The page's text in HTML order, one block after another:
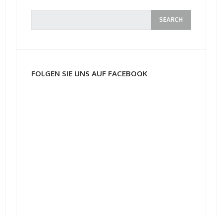
FOLGEN SIE UNS AUF FACEBOOK